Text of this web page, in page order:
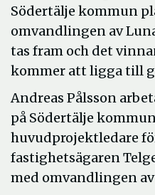
Södertälje kommun
omvandlingen av
tas fram och det
kommer att ligga till
Andreas Pålsson
på Södertälje
huvudprojektledare
fastighetsägaren
med omvandlingen